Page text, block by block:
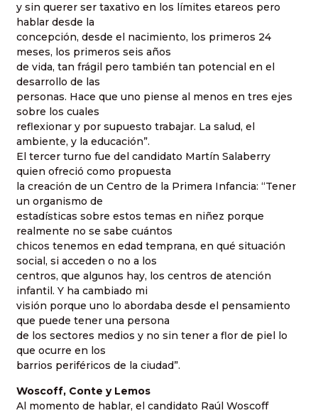
y sin querer ser taxativo en los límites etareos pero
hablar desde la
concepción, desde el nacimiento, los primeros 24
meses, los primeros seis años
de vida, tan frágil pero también tan potencial en el
desarrollo de las
personas. Hace que uno piense al menos en tres ejes
sobre los cuales
reflexionar y por supuesto trabajar. La salud, el
ambiente, y la educación”.
El tercer turno fue del candidato Martín Salaberry
quien ofreció como propuesta
la creación de un Centro de la Primera Infancia: “Tener
un organismo de
estadísticas sobre estos temas en niñez porque
realmente no se sabe cuántos
chicos tenemos en edad temprana, en qué situación
social, si acceden o no a los
centros, que algunos hay, los centros de atención
infantil. Y ha cambiado mi
visión porque uno lo abordaba desde el pensamiento
que puede tener una persona
de los sectores medios y no sin tener a flor de piel lo
que ocurre en los
barrios periféricos de la ciudad”.
Woscoff, Conte y Lemos
Al momento de hablar, el candidato Raúl Woscoff